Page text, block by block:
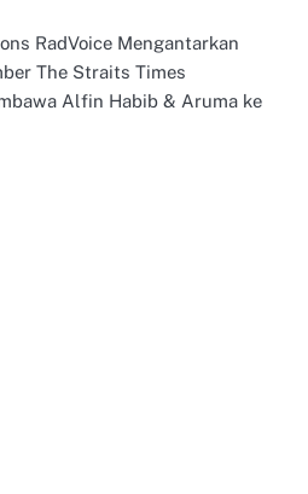
RadVoice Mengantarkan
The Straits Times
Alfin Habib & Aruma ke